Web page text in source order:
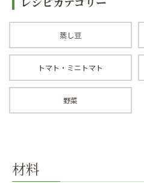
レシピカテゴリー
蒸し豆
トマト・ミニトマト
野菜
材料